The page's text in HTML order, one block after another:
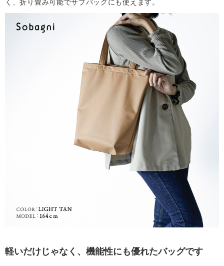
サ
店
軽いだけじゃなく、機能性にも優れたバッグです